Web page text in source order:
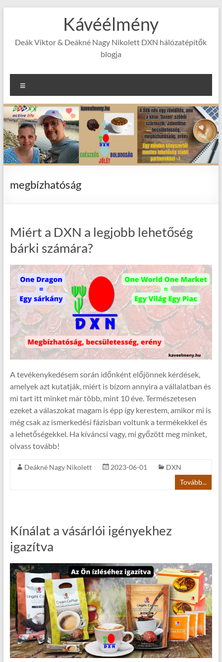
Kávéélmény
Deák Viktor & Deákné Nagy Nikolett DXN hálózatépítők
blogja
megbízhatóság
Miért a DXN a legjobb lehetőség
bárki számára?
A tevékenykedésem során időnként előjönnek kérdések,
amelyek azt kutatják, miért is bízom annyira a vállalatban és
mi tart itt minket már több, mint 10 éve. Természetesen
ezeket a válaszokat magam is épp így kerestem, amikor mi is
még csak az ismerkedési fázisban voltunk a termékekkel és
a lehetőségekkel. Ha kíváncsi vagy, mi győzött meg minket,
olvass tovább!
Deákné Nagy Nikolett 2023-06-01
DXN
Tovább...
Kínálat a vásárlói igényekhez
igazítva